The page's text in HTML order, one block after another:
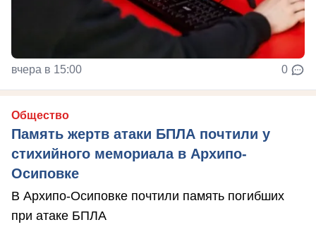
вчера в 15:00 0
Общество
Память жертв атаки БПЛА почтили у
стихийного мемориала в Архипо-
Осиповке
В Архипо-Осиповке почтили память погибших
при атаке БПЛА